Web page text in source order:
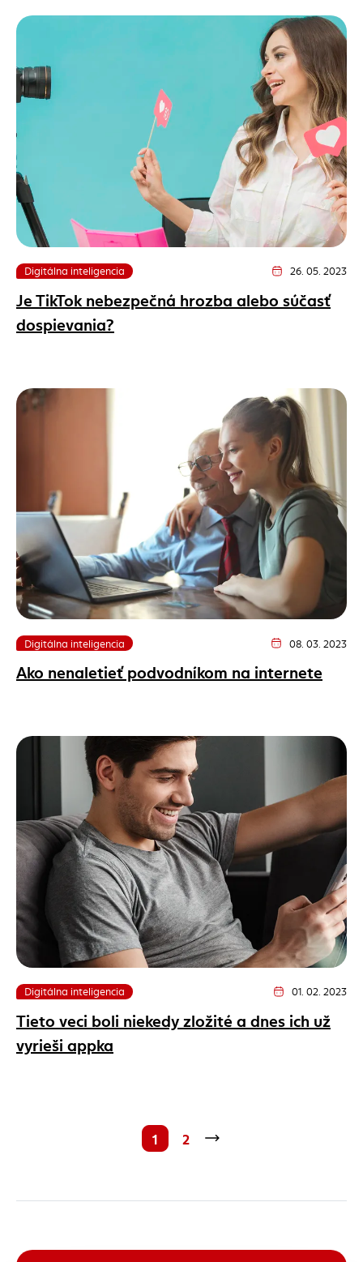
Digitálna inteligencia Dátum vydania
26. 05. 2023
Je TikTok nebezpečná hrozba alebo súčasť
dospievania?
Digitálna inteligencia Dátum vydania
08. 03. 2023
Ako nenaletieť podvodníkom na internete
Digitálna inteligencia Dátum vydania
01. 02. 2023
Tieto veci boli niekedy zložité a dnes ich už
vyrieši appka
1 2